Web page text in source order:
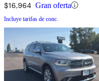
$16,964 Gran oferta
Incluye tarifas de conc.